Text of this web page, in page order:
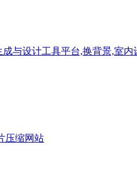
与设计工具平台,换背景,室
压缩网站